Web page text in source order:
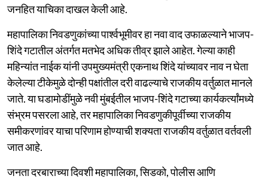
जनहित याचिका दाखल केली आहे.
महापालिका निवडणुकांच्या पार्श्वभूमीवर हा नवा वाद उफाळल्याने भाजप-
शिंदे गटातील अंतर्गत मतभेद अधिक तीव्र झाले आहेत. गेल्या काही
महिन्यांत नाईक यांनी उपमुख्यमंत्री एकनाथ शिंदे यांच्यावर नाव न घेता
केलेल्या टीकेमुळे दोन्ही पक्षांतील दरी वाढल्याचे राजकीय वर्तुळात मानले
जाते. या घडामोडींमुळे नवी मुंबईतील भाजप-शिंदे गटाच्या कार्यकर्त्यांमध्ये
संभ्रम पसरला आहे, तर महापालिका निवडणुकीपूर्वीच्या राजकीय
समीकरणांवर याचा परिणाम होण्याची शक्यता राजकीय वर्तुळात वर्तवली
जात आहे.
जनता दरबाराच्या दिवशी महापालिका, सिडको, पोलीस आणि